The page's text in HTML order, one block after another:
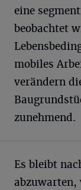
eine
beobachtet
mobiles
verändern
zunehmend.
Es bleibt
abzuwarten,